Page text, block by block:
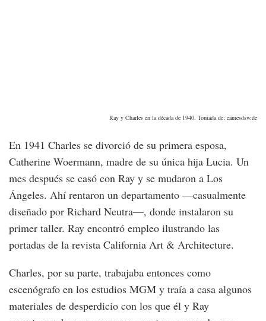
Ray y Charles en la década de 1940. Tomada de: eamesdsw.de
En 1941 Charles se divorció de su primera esposa,
Catherine Woermann, madre de su única hija Lucia. Un
mes después se casó con Ray y se mudaron a Los
Ángeles. Ahí rentaron un departamento —casualmente
diseñado por Richard Neutra—, donde instalaron su
primer taller. Ray encontró empleo ilustrando las
portadas de la revista California Art & Architecture.
Charles, por su parte, trabajaba entonces como
escenógrafo en los estudios MGM y traía a casa algunos
materiales de desperdicio con los que él y Ray